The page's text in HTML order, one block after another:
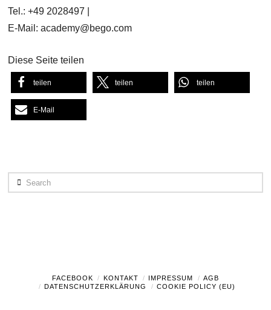
Tel.: +49 2028497 |
E-Mail: academy@bego.com
Diese Seite teilen
teilen teilen teilen
E-Mail
Search
FACEBOOK KONTAKT IMPRESSUM
AGB
DATENSCHUTZERKLÄRUNG
COOKIE POLICY (EU)